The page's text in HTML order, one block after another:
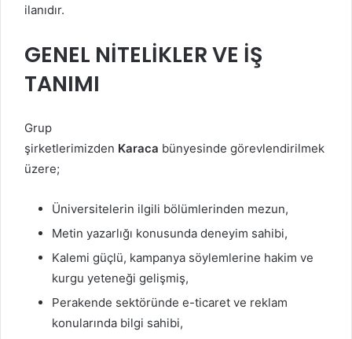
ilanıdır.
GENEL NİTELİKLER VE İŞ
TANIMI
Grup
şirketlerimizden Karaca bünyesinde görevlendirilmek
üzere;
Üniversitelerin ilgili bölümlerinden mezun,
Metin yazarlığı konusunda deneyim sahibi,
Kalemi güçlü, kampanya söylemlerine hakim ve
kurgu yeteneği gelişmiş,
Perakende sektöründe e-ticaret ve reklam
konularında bilgi sahibi,